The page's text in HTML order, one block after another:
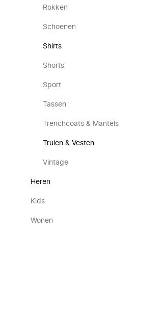
Rokken
Schoenen
Shirts
Shorts
Sport
Tassen
Trenchcoats & Mantels
Truien & Vesten
Vintage
Heren
Kids
Wonen